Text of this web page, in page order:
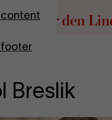
Breslik